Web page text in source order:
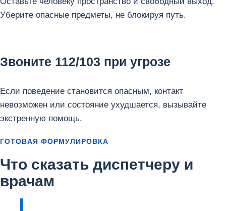
Уберите опасные предметы, не блокируя путь.
Звоните 112/103 при угрозе
Если поведение становится опасным, контакт
невозможен или состояние ухудшается, вызывайте
экстренную помощь.
ГОТОВАЯ ФОРМУЛИРОВКА
Что сказать диспетчеру и
врачам